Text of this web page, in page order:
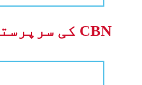
CBN کی سرپرستی